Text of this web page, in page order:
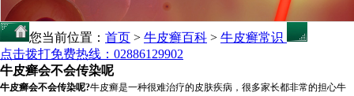
您当前位置： 首页 > 牛皮癣百科 > 牛皮癣常识
点击拨打免费热线：02886129902
牛皮癣会不会传染呢
牛皮癣会不会传染呢?牛皮癣是一种很难治疗的皮肤疾病，很多家长都非常的担心牛